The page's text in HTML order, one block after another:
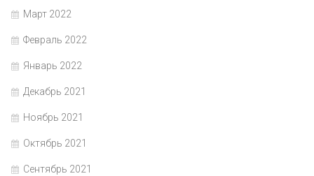
Март 2022
Февраль 2022
Январь 2022
Декабрь 2021
Ноябрь 2021
Октябрь 2021
Сентябрь 2021